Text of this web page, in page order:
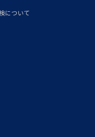
について